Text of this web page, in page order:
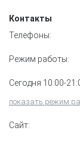
Контакты
Телефоны:
Режим работы:
Сегодня 10:00-
показать режим
Сайт: